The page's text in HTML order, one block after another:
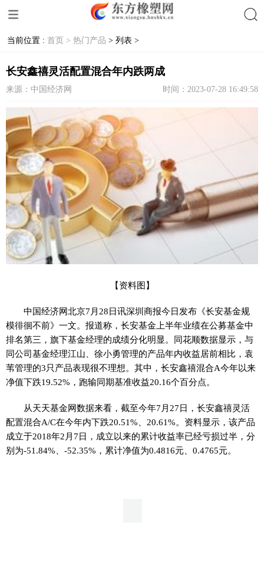
当前位置 : 首页 > 热门产品 > 列表 >
长安鑫禧灵活配置混合年内跌两成
来源：中国经济网 时间：2023-07-28 16:49:58
【资料图】
中国经济网北京7月28日讯深圳商报今日发布《长安基金规
模徘徊不前》一文。报道称，长安基金上半年业绩在公募基金中
排名第三，旗下基金经理的成绩分化明显。同花顺数据显示，与
同公司基金经理江山、徐小勇管理的产品年内收益居前相比，袁
苇管理的3只产品表现很不理想。其中，长安鑫禧混合A今年以来
净值下跌19.52%，跑输同期基准收益20.16个百分点。
从天天基金网数据来看，截至今年7月27日，长安鑫禧灵活
配置混合A/C在今年内下跌20.51%、20.61%。资料显示，该产品
成立于2018年2月7日，成立以来的累计收益率已经亏损过半，分
别为-51.84%、-52.35%，累计净值为0.4816元、0.4765元。